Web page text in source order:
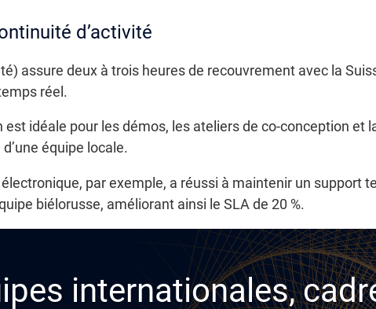
d’activité
assure deux à trois heures de recouvrement avec la
réel.
idéale pour les démos, les ateliers de co-conception et
équipe locale.
par exemple, a réussi à maintenir un support
biélorusse, améliorant ainsi le SLA de 20 %.
internationales,